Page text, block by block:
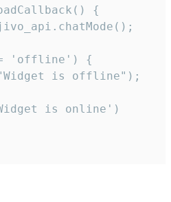
{
'offline') {
is offline");
is online')